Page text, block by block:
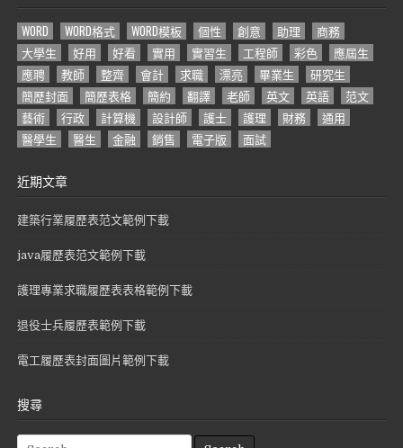
WORD WORD格式 WORD模板 個性 創意 助理
商務
大學生
好用 好看 實用 實習生 工程師 彩色
應屆生
應聘
教師 整齊 會計 求職 漂亮 畢業生
研究生
簡歷封面
簡歷表格 簡約 翻譯 老師 英文 英語
范文
藝術
行政 計算機 設計師 護士 護理 財務
通用
醫學生
醫生 金融 銷售 電子版 面試
近期文章
建築行業履歷表范文範例下載
java履歷表范文範例下載
護理專業求職履歷表表格範例下載
退役士兵履歷表範例下載
電工履歷表封面圖片範例下載
搜尋